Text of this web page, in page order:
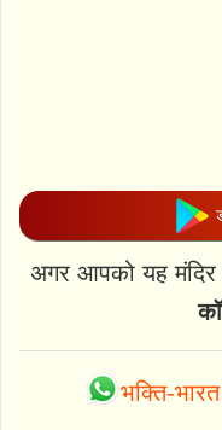
अगर आपको यह
भक्ति-